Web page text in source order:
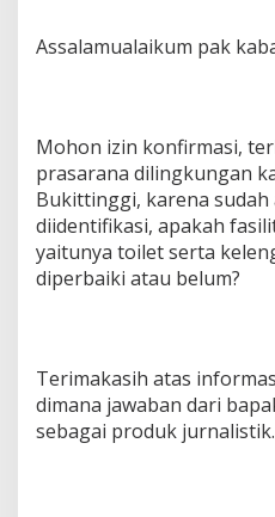
Assalamualaikum pak
Mohon izin konfirmasi,
prasarana dilingkungan
Bukittinggi, karena sudah
diidentifikasi, apakah
yaitunya toilet serta
diperbaiki atau belum?
Terimakasih atas
dimana jawaban dari
sebagai produk jurnalistik.